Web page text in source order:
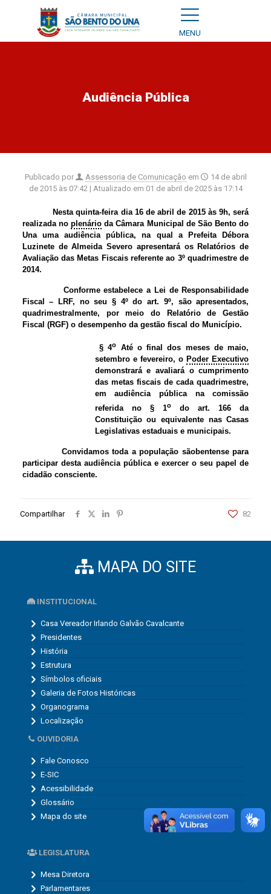
MENU
Audiência Pública
Publicado por Assessoria de Comunicação em
14 de abril
de 2015 às 07:42 | Atualizado em 01 de abril de 2025 às 17:14
Nesta quinta-feira dia 16 de abril de 2015 às 9h, será
realizada noplenário da Câmara Municipal de São Bento do
Una uma audiência pública, na qual a Prefeita Débora
Luzinete de Almeida Severo apresentará os Relatórios de
Avaliação das Metas Fiscais referente ao 3º quadrimestre de
2014.
Conforme estabelece a Lei de Responsabilidade
Fiscal – LRF, no seu § 4º do art. 9º, são apresentados,
quadrimestralmente, por meio do Relatório de Gestão
Fiscal (RGF) o desempenho da gestão fiscal do Município.
§ 4o
Até o final dos meses de maio,
setembro e fevereiro, o Poder Executivo
demonstrará e avaliará o cumprimento
das metas fiscais de cada quadrimestre,
em audiência pública na comissão
referida no § 1odo art. 166 da
Constituição ou equivalente nas Casas
Legislativas estaduais e municipais.
Convidamos toda a população sãobentense para
participar desta audiência pública e exercer o seu papel de
cidadão consciente.
Compartilhar 82
MAPA DO SITE
INSTITUCIONAL
Casa Vereador Irlando Galvão Cavalcante
Presidentes
História
Estrutura
Símbolos oficiais
Galeria de Fotos Históricas
Organograma
Localização
OUVIDORIA
Fale Conosco
E-SIC
Acessibilidade
Glossário
Mapa do site
LEGISLATURA
Mesa Diretora
Parlamentares